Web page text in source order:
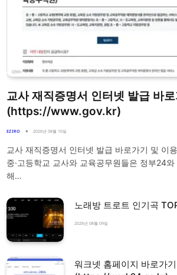
교사 재직증명서 인터넷 발급 바로
(https://www.gov.kr)
EZIRO 2026년 08월 10일
교사 재직증명서 인터넷 발급 바로가기 및 이
중·고등학교 교사와 교육공무원들은 정부24
해…
노래방 트로트 인기곡
2026년 08월 09일
워크넷 홈페이지 바로가기